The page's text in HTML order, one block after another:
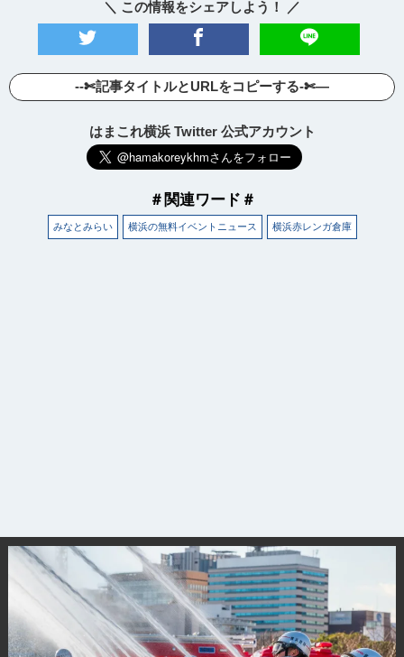
＼ この情報をシェアしよう！ ／
--✄記事タイトルとURLをコピーする-✄—
はまこれ横浜 Twitter 公式アカウント
＃関連ワード＃
みなとみらい 横浜の無料イベントニュース 横浜赤レンガ倉庫